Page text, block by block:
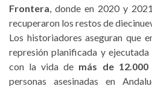
Frontera , donde en 2020 y
recuperaron los restos de
Los historiadores aseguran que
represión planificada y
con la vida de más de 12.000
personas asesinadas en